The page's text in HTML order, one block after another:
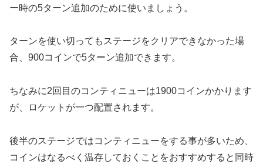
ー時の5ターン追加のために使いましょう。
ターンを使い切ってもステージをクリアできなかった場
合、900コインで5ターン追加できます。
ちなみに2回目のコンティニューは1900コインかかります
が、ロケットが一つ配置されます。
後半のステージではコンティニューをする事が多いため、
コインはなるべく温存しておくことをおすすめすると同時